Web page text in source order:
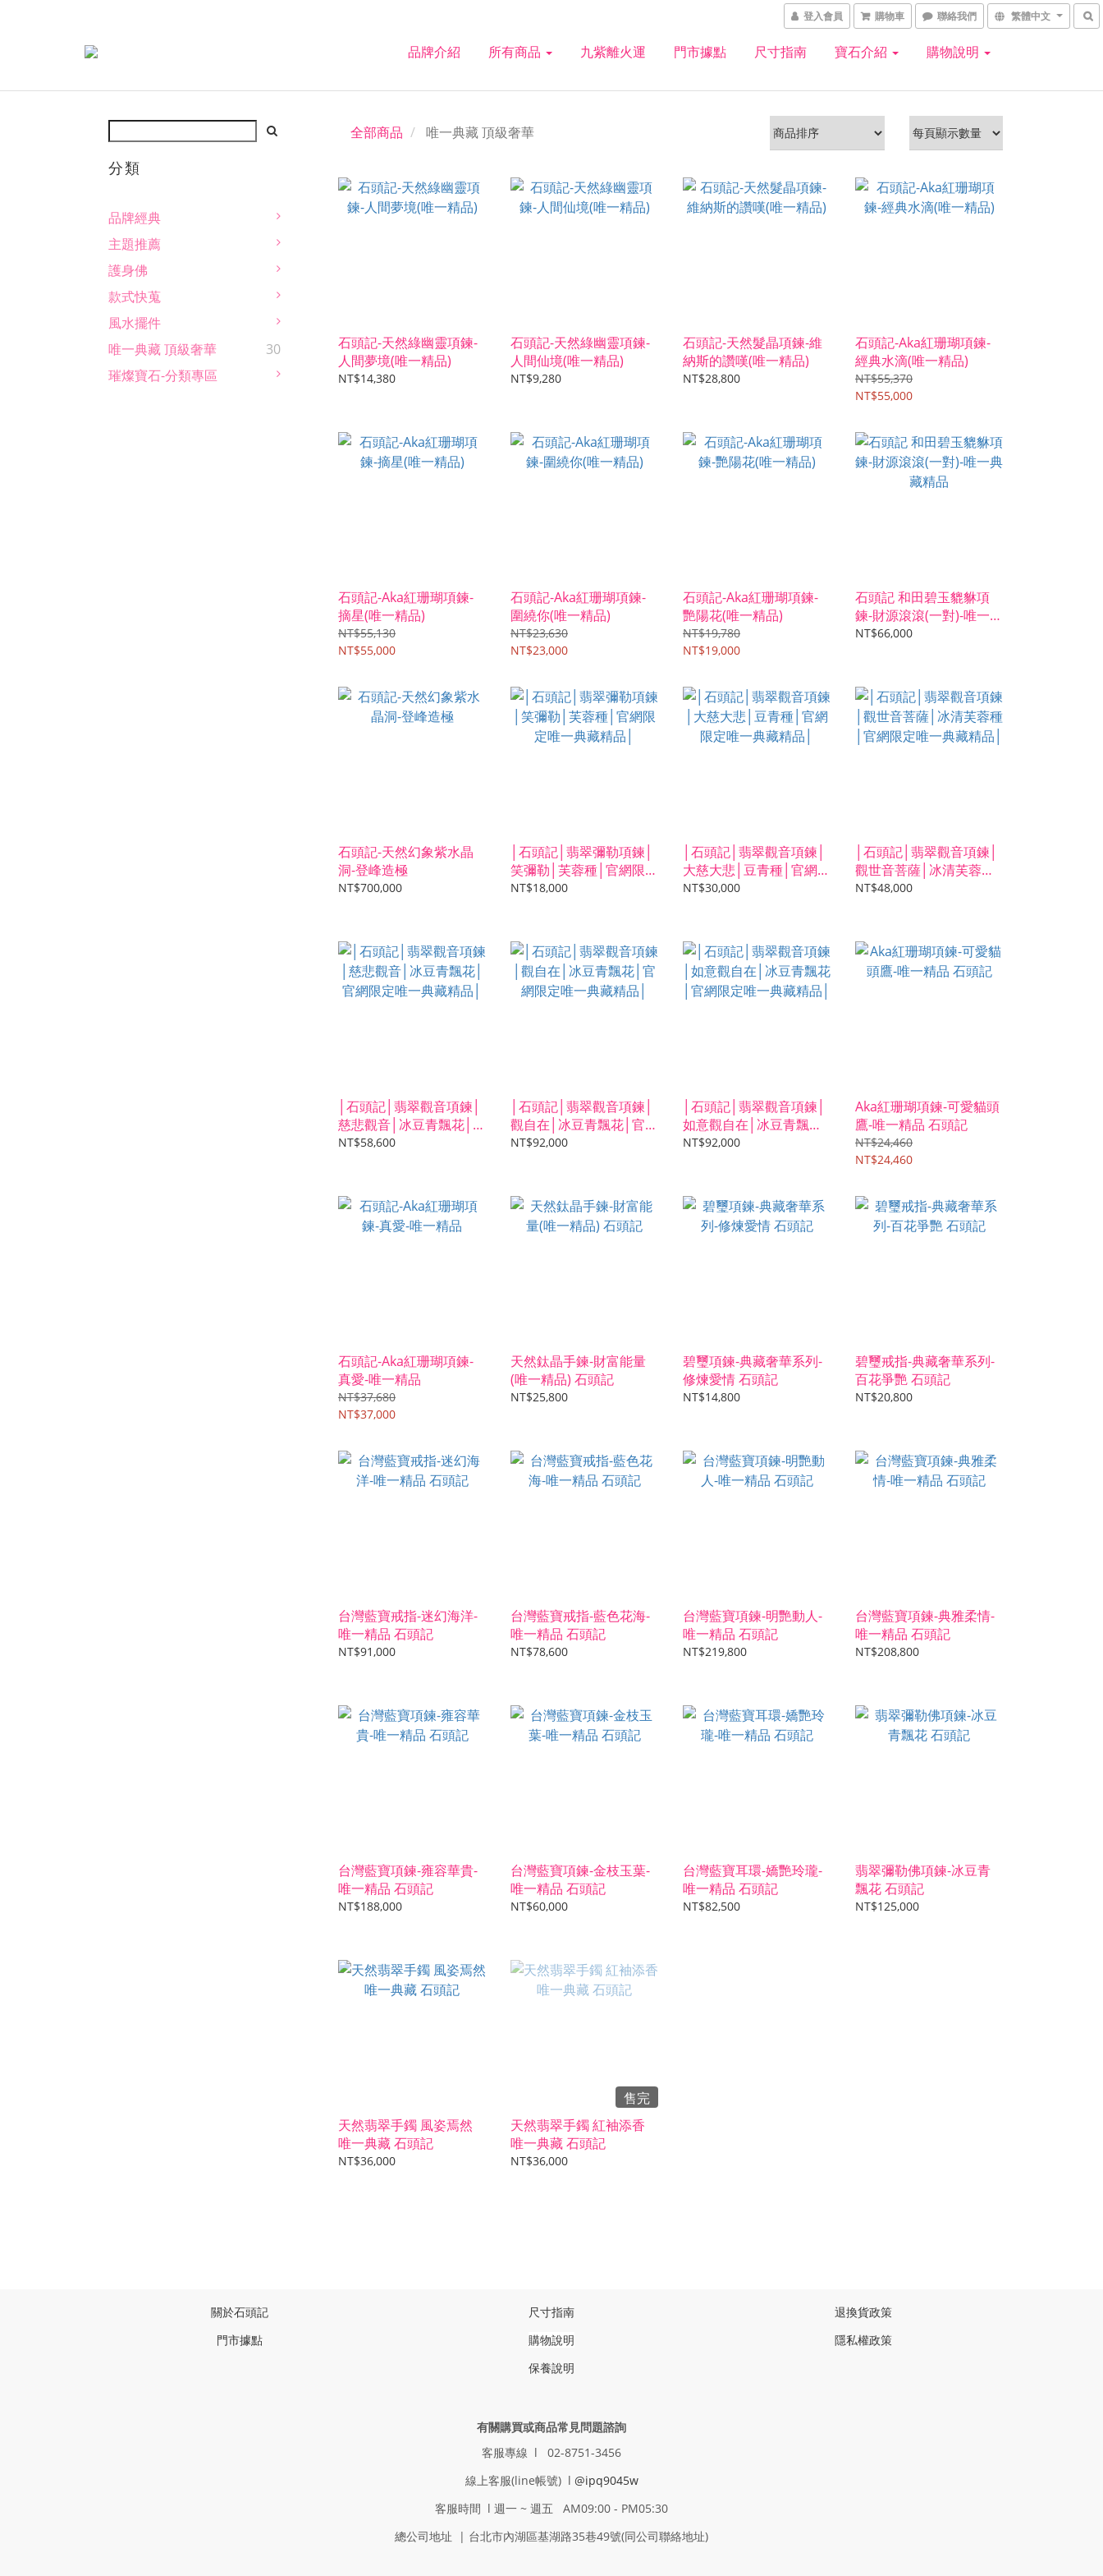
登入會員 購物車 聯絡我們 繁體中文
品牌介紹 所有商品 九紫離火運 門市據點 尺寸指南 寶石介紹 購物說明
分類
品牌經典
主題推薦
護身佛
款式快蒐
風水擺件
唯一典藏 頂級奢華
30
璀燦寶石-分類專區
全部商品 唯一典藏 頂級奢華
石頭記-天然綠幽靈項鍊-
人間夢境(唯一精品)
NT$14,380
石頭記-天然綠幽靈項鍊-
人間仙境(唯一精品)
NT$9,280
石頭記-天然髮晶項鍊-維
納斯的讚嘆(唯一精品)
NT$28,800
石頭記-Aka紅珊瑚項鍊-
經典水滴(唯一精品)
NT$55,370
NT$55,000
石頭記-Aka紅珊瑚項鍊-
摘星(唯一精品)
NT$55,130
NT$55,000
石頭記-Aka紅珊瑚項鍊-
圍繞你(唯一精品)
NT$23,630
NT$23,000
石頭記-Aka紅珊瑚項鍊-
艷陽花(唯一精品)
NT$19,780
NT$19,000
石頭記 和田碧玉貔貅項
鍊-財源滾滾(一對)-唯一典
藏精品
NT$66,000
石頭記-天然幻象紫水晶
洞-登峰造極
NT$700,000
│石頭記│翡翠彌勒項鍊│
笑彌勒│芙蓉種│官網限定
唯一典藏精品│
NT$18,000
│石頭記│翡翠觀音項鍊│
大慈大悲│豆青種│官網限
定唯一典藏精品│
NT$30,000
│石頭記│翡翠觀音項鍊│
觀世音菩薩│冰清芙蓉種│
官網限定唯一典藏精品│
NT$48,000
│石頭記│翡翠觀音項鍊│
慈悲觀音│冰豆青飄花│官
網限定唯一典藏精品│
NT$58,600
│石頭記│翡翠觀音項鍊│
觀自在│冰豆青飄花│官網
限定唯一典藏精品│
NT$92,000
│石頭記│翡翠觀音項鍊│
如意觀自在│冰豆青飄花│
官網限定唯一典藏精品│
NT$92,000
Aka紅珊瑚項鍊-可愛貓頭
鷹-唯一精品 石頭記
NT$24,460
NT$24,460
石頭記-Aka紅珊瑚項鍊-
真愛-唯一精品
NT$37,680
NT$37,000
天然鈦晶手鍊-財富能量
(唯一精品) 石頭記
NT$25,800
碧璽項鍊-典藏奢華系列-
修煉愛情 石頭記
NT$14,800
碧璽戒指-典藏奢華系列-
百花爭艷 石頭記
NT$20,800
台灣藍寶戒指-迷幻海洋-
唯一精品 石頭記
NT$91,000
台灣藍寶戒指-藍色花海-
唯一精品 石頭記
NT$78,600
台灣藍寶項鍊-明艷動人-
唯一精品 石頭記
NT$219,800
台灣藍寶項鍊-典雅柔情-
唯一精品 石頭記
NT$208,800
台灣藍寶項鍊-雍容華貴-
唯一精品 石頭記
NT$188,000
台灣藍寶項鍊-金枝玉葉-
唯一精品 石頭記
NT$60,000
台灣藍寶耳環-嬌艷玲瓏-
唯一精品 石頭記
NT$82,500
翡翠彌勒佛項鍊-冰豆青
飄花 石頭記
NT$125,000
天然翡翠手鐲 風姿焉然
唯一典藏 石頭記
NT$36,000
售完
天然翡翠手鐲 紅袖添香
唯一典藏 石頭記
NT$36,000
關於石頭記
門市據點
尺寸指南
購物說明
保養說明
退換貨政策
隱私權政策
有關購買或商品常見問題諮詢
客服專線 l 02-8751-3456
線上客服(line帳號) l @ipq9045w
客服時間 l 週一 ~ 週五 AM09:00 - PM05:30
總公司地址 | 台北市內湖區基湖路35巷49號(同公司聯絡地址)